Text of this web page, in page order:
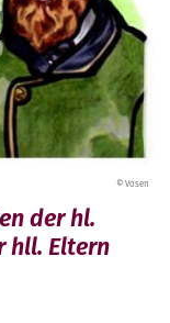
© Vosen
der hl.
hll. Eltern